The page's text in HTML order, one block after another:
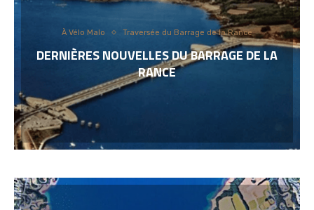
À Vélo Malo Traversée du Barrage de la Rance
DERNIÈRES NOUVELLES DU BARRAGE DE LA
RANCE